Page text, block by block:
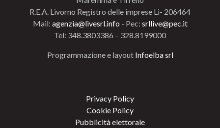
R.E.A. Livorno Registro delle imprese Li- 206464
Mail: agenzia@livesrl.info - Pec: srllive@pec.it
Tel: 348.3803386 – 328.8199000
Programmazione e layout Infoelba srl
Privacy Policy
Cookie Policy
Pubblicità elettorale